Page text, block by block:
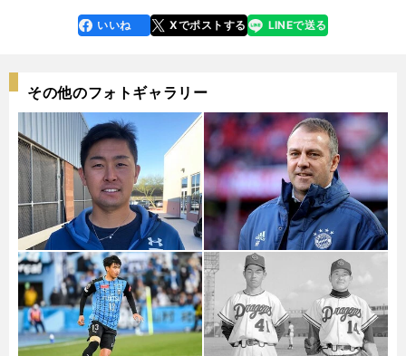
faceboo
k
いいね Xでポストする
line LINEで送る
その他のフォトギャラリー